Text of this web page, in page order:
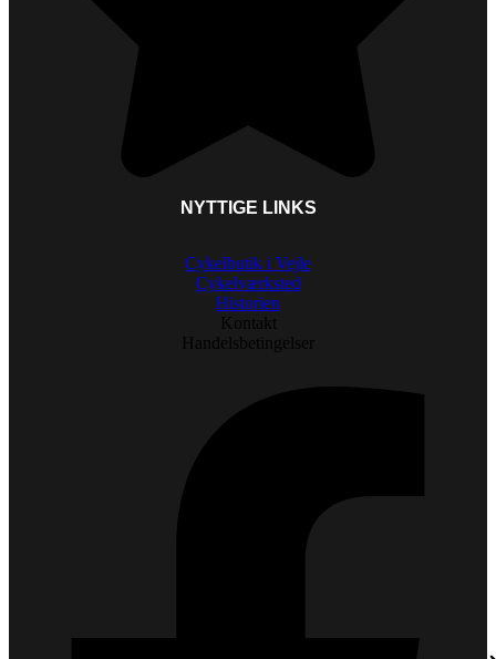
NYTTIGE LINKS
Cykelbutik i Vejle
Cykelværksted
Historien
Kontakt
Handelsbetingelser